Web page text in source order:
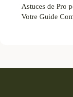
Astuces de Pro
Votre Guide